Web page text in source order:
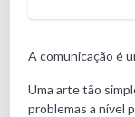
A comunicação é
Uma arte tão
problemas a nível